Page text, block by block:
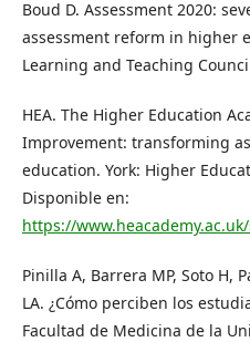
Boud D. Assessment 2020:
assessment reform in higher
Learning and Teaching
HEA. The Higher Education
Improvement: transforming
education. York: Higher
Disponible en:
https://
Pinilla A, Barrera MP, Soto H,
LA. ¿Cómo perciben los
Facultad de Medicina de la